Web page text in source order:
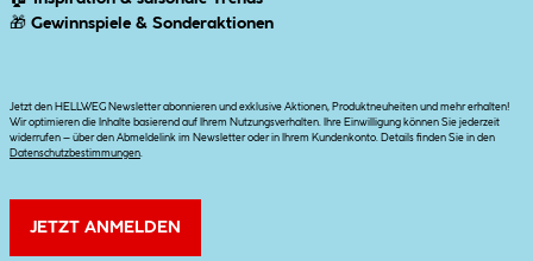
🎁 Gewinnspiele & Sonderaktionen
Jetzt den HELLWEG Newsletter abonnieren und exklusive Aktionen, Produktneuheiten und mehr erhalten!
Wir optimieren die Inhalte basierend auf Ihrem Nutzungsverhalten. Ihre Einwilligung können Sie jederzeit
widerrufen – über den Abmeldelink im Newsletter oder in Ihrem Kundenkonto. Details finden Sie in den
Datenschutzbestimmungen
JETZT ANMELDEN